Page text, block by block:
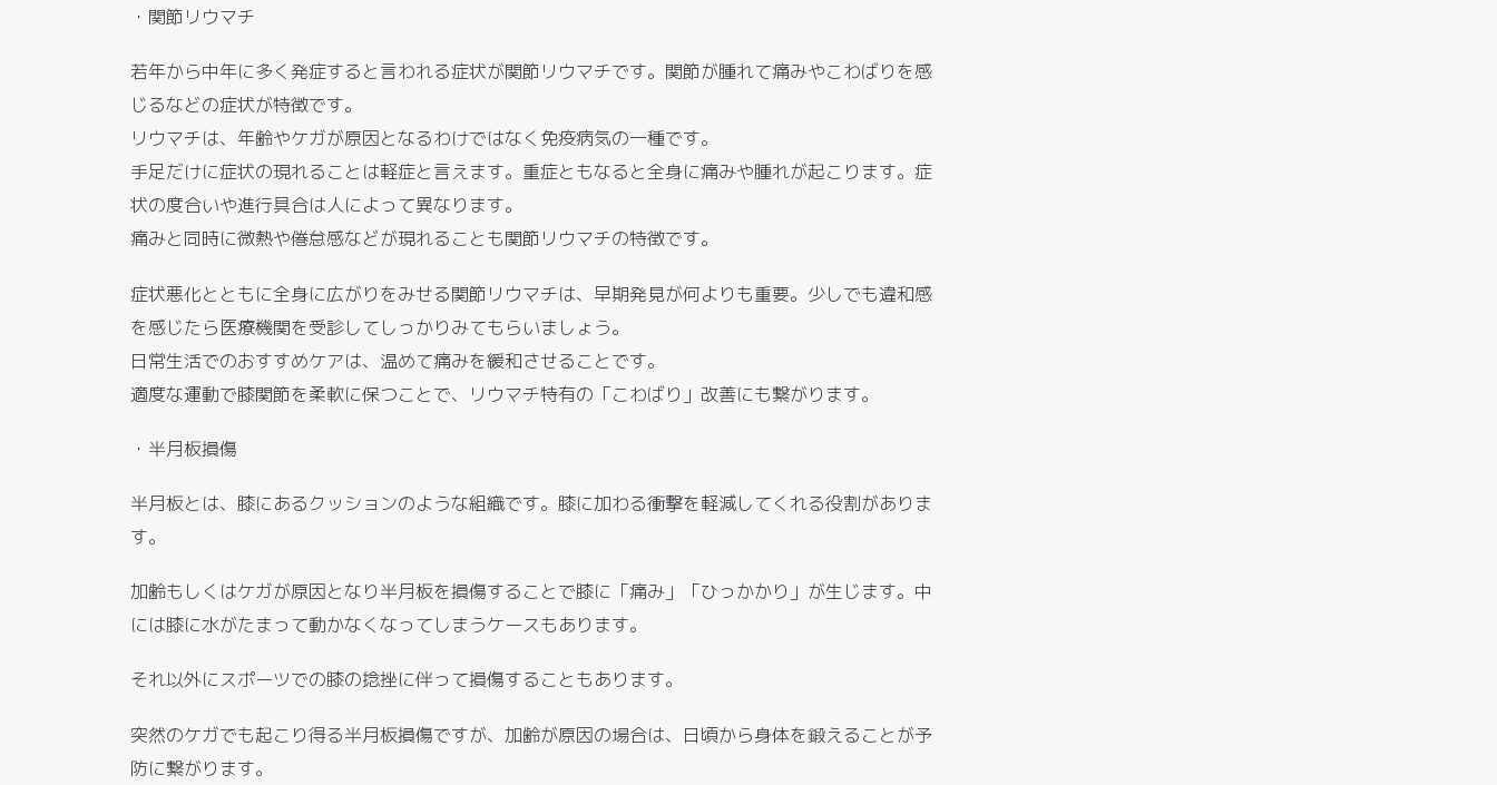
・関節リウマチ
若年から中年に多く発症すると言われる症状が関節リウマチです。関節が腫れて痛みやこわばりを感
じるなどの症状が特徴です。
リウマチは、年齢やケガが原因となるわけではなく免疫病気の一種です。
手足だけに症状の現れることは軽症と言えます。重症ともなると全身に痛みや腫れが起こります。症
状の度合いや進行具合は人によって異なります。
痛みと同時に微熱や倦怠感などが現れることも関節リウマチの特徴です。
症状悪化とともに全身に広がりをみせる関節リウマチは、早期発見が何よりも重要。少しでも違和感
を感じたら医療機関を受診してしっかりみてもらいましょう。
日常生活でのおすすめケアは、温めて痛みを緩和させることです。
適度な運動で膝関節を柔軟に保つことで、リウマチ特有の「こわばり」改善にも繋がります。
・半月板損傷
半月板とは、膝にあるクッションのような組織です。膝に加わる衝撃を軽減してくれる役割がありま
す。
加齢もしくはケガが原因となり半月板を損傷することで膝に「痛み」「ひっかかり」が生じます。中
には膝に水がたまって動かなくなってしまうケースもあります。
それ以外にスポーツでの膝の捻挫に伴って損傷することもあります。
突然のケガでも起こり得る半月板損傷ですが、加齢が原因の場合は、日頃から身体を鍛えることが予
防に繋がります。